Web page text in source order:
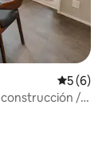
5 (6)
construcción /
al mar / Viajes